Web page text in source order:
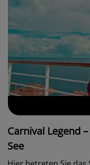
Carnival Legend
See